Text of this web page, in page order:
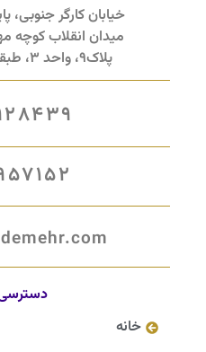
خیابان کارگر جنوبی،
میدان انقلاب کوچه
پلاک9، واحد 3، طبقه اول
خانه